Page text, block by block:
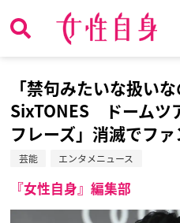
「禁句みたいな扱いな
SixTONES ドームツ
フレーズ」消滅でフ
芸能 エンタメニュース
『女性自身』編集部